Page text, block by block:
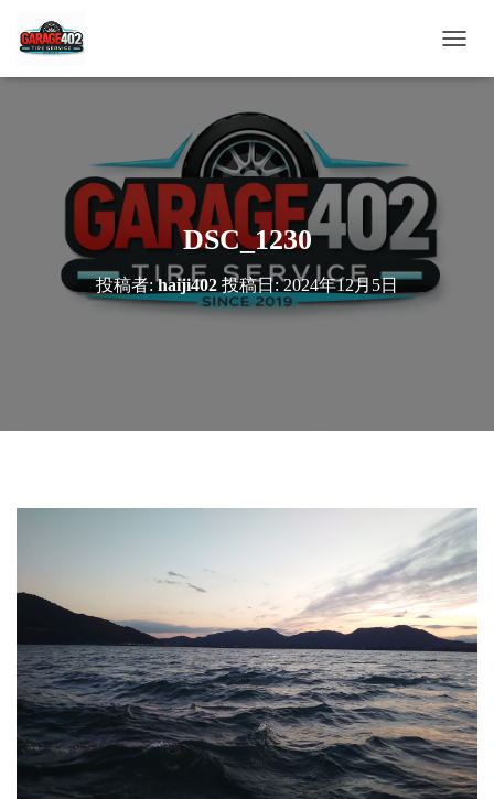
ビ
DSC_1230
投稿者:haiji402 投稿日:2024年12月5日